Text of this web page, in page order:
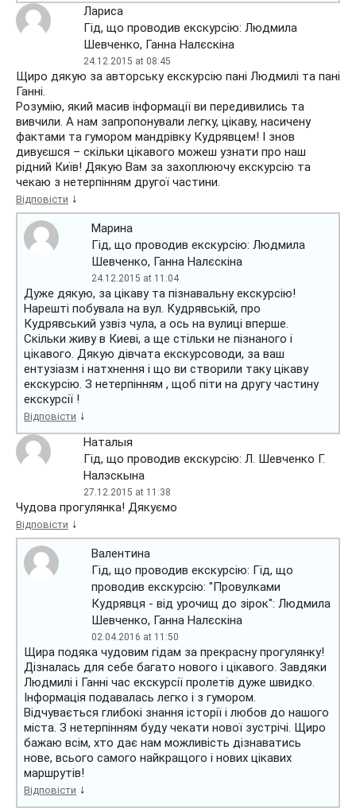
Лариса
Гід, що проводив екскурсію: Людмила
Шевченко, Ганна Налєскіна
24.12.2015 at 08:45
Щиро дякую за авторську екскурсію пані Людмилі та пані
Ганні.
Розумію, який масив інформації ви передивились та
вивчили. А нам запропонували легку, цікаву, насичену
фактами та гумором мандрівку Кудрявцем! І знов
дивуєшся – скільки цікавого можеш узнати про наш
рідний Київ! Дякую Вам за захоплюючу екскурсію та
чекаю з нетерпінням другої частини.
Відповісти ↓
Марина
Гід, що проводив екскурсію: Людмила
Шевченко, Ганна Налєскіна
24.12.2015 at 11:04
Дуже дякую, за цікаву та пізнавальну екскурсію!
Нарешті побувала на вул. Кудрявській, про
Кудрявський узвіз чула, а ось на вулиці вперше.
Скільки живу в Киеві, а ще стільки не пізнаного і
цікавого. Дякую дівчата екскурсоводи, за ваш
ентузіазм і натхнення і що ви створили таку цікаву
екскурсію. З нетерпінням , щоб піти на другу частину
екскурсії !
Відповісти ↓
Наталыя
Гід, що проводив екскурсію: Л. Шевченко Г.
Налэскына
27.12.2015 at 11:38
Чудова прогулянка! Дякуємо
Відповісти ↓
Валентина
Гід, що проводив екскурсію: Гід, що
проводив екскурсію: "Провулками
Кудрявця - від урочищ до зірок": Людмила
Шевченко, Ганна Налєскіна
02.04.2016 at 11:50
Щира подяка чудовим гідам за прекрасну прогулянку!
Дізналась для себе багато нового і цікавого. Завдяки
Людмилі і Ганні час екскурсії пролетів дуже швидко.
Інформація подавалась легко і з гумором.
Відчувається глибокі знання історії і любов до нашого
міста. З нетерпінням буду чекати нової зустрічі. Щиро
бажаю всім, хто дає нам можливість дізнаватись
нове, всього самого найкращого і нових цікавих
маршрутів!
Відповісти ↓